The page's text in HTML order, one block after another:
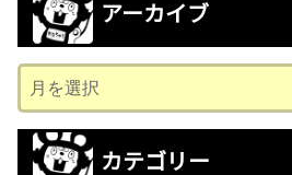
アーカイブ
ー
カ
カテゴリー